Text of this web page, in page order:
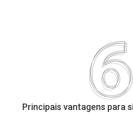
Principais vantagens para